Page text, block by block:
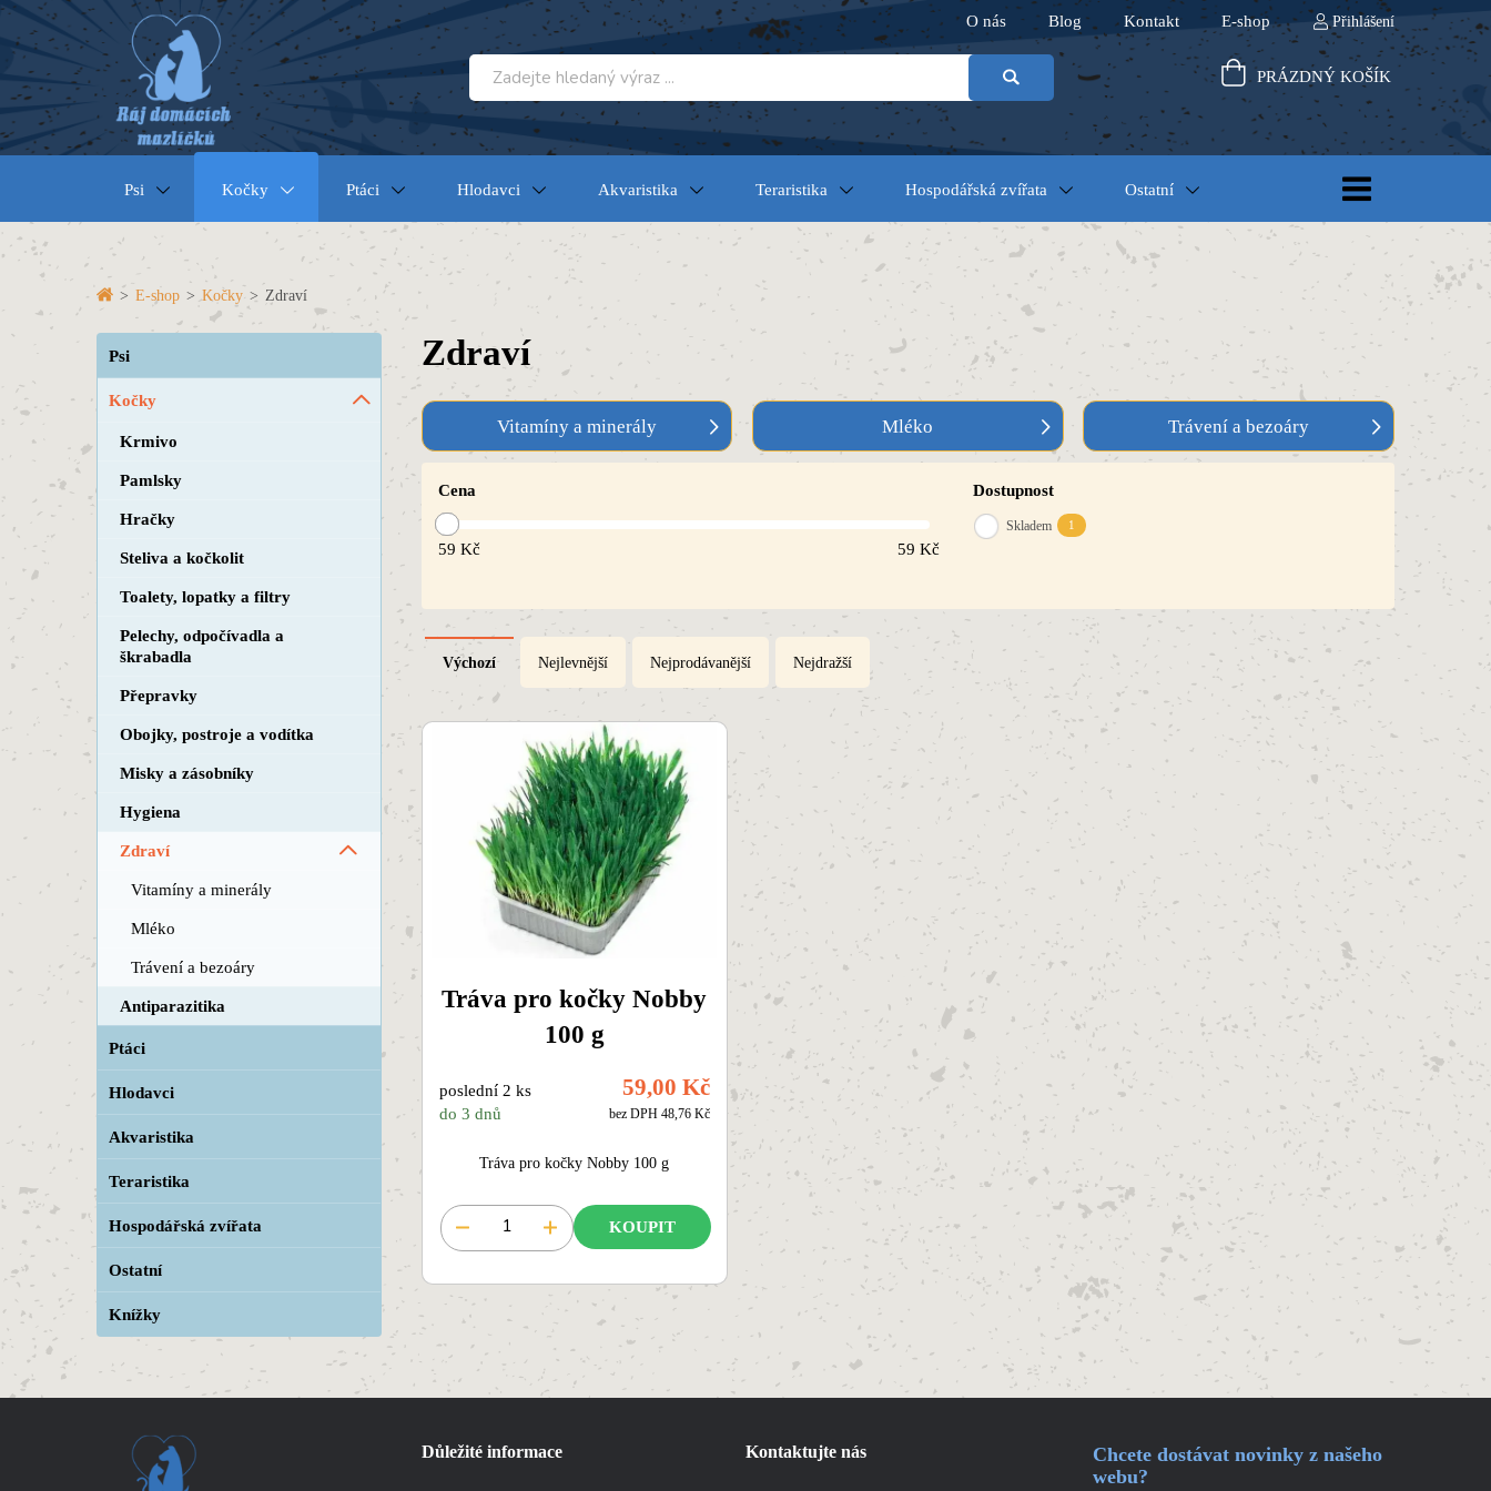
O nás Blog Kontakt E-shop Přihlášení
PRÁZDNÝ KOŠÍK
Psi Kočky Ptáci Hlodavci Akvaristika Teraristika Hospodářská zvířata Ostatní
> E-shop > Kočky > Zdraví
Psi
Kočky
Krmivo
Pamlsky
Hračky
Steliva a kočkolit
Toalety, lopatky a filtry
Pelechy, odpočívadla a
škrabadla
Přepravky
Obojky, postroje a vodítka
Misky a zásobníky
Hygiena
Zdraví
Vitamíny a minerály
Mléko
Trávení a bezoáry
Antiparazitika
Ptáci
Hlodavci
Akvaristika
Teraristika
Hospodářská zvířata
Ostatní
Knížky
Zdraví
Vitamíny a minerály Mléko Trávení a bezoáry
Cena
59 Kč 59 Kč
Dostupnost
Skladem 1
Výchozí Nejlevnější Nejprodávanější Nejdražší
Tráva pro kočky Nobby
100 g
poslední 2 ks
do 3 dnů
59,00 Kč
bez DPH 48,76 Kč
Tráva pro kočky Nobby 100 g
KOUPIT
Důležité informace Kontaktujte nás
Chcete dostávat novinky z našeho
webu?